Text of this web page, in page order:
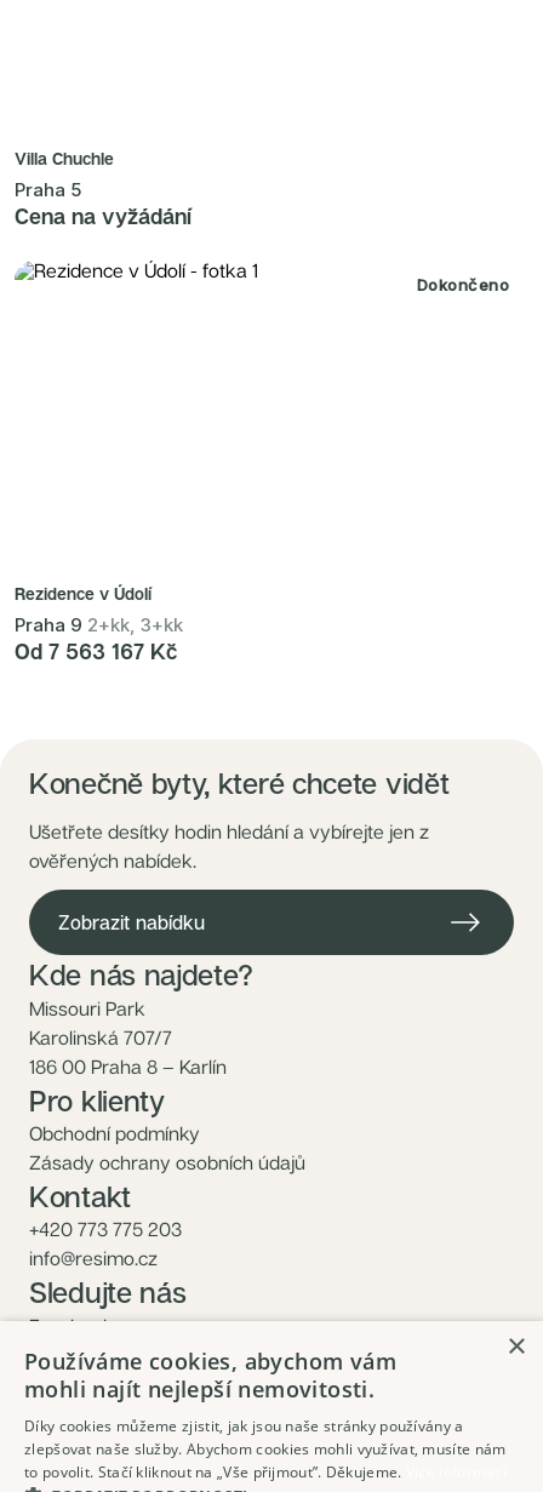
Villa Chuchle
Praha 5
Cena na vyžádání
Dokončeno
Rezidence v Údolí
Praha 9 2+kk, 3+kk
Od 7 563 167 Kč
Konečně byty, které chcete vidět
Ušetřete desítky hodin hledání a vybírejte jen z
ověřených nabídek.
Zobrazit nabídku
Kde nás najdete?
Missouri Park
Karolinská 707/7
186 00 Praha 8 – Karlín
Pro klienty
Obchodní podmínky
Zásady ochrany osobních údajů
Kontakt
+420 773 775 203
info@resimo.cz
Sledujte nás
Facebook
Instagram
×
Používáme cookies, abychom vám
mohli najít nejlepší nemovitosti.
Díky cookies můžeme zjistit, jak jsou naše stránky používány a
zlepšovat naše služby. Abychom cookies mohli využívat, musíte nám
to povolit. Stačí kliknout na „Vše přijmout”. Děkujeme.